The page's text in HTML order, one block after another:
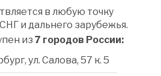
в любую точку
и дальнего зарубежья.
из 7 городов России:
ул. Салова, 57 к. 5